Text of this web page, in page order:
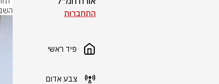
התחברות
פיד ראשי
צבע אדום